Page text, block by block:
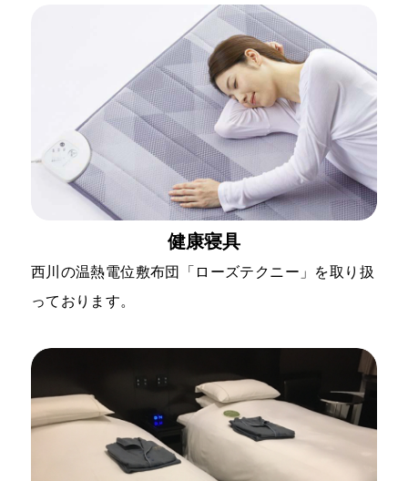
健康寝具
西川の温熱電位敷布団「ローズテクニー」を取り扱
っております。